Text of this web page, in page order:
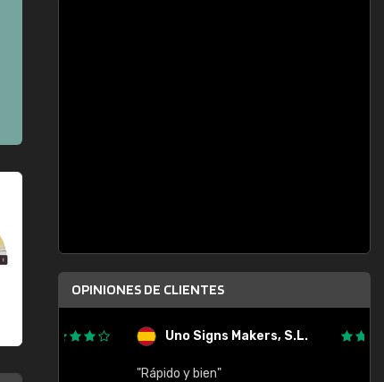
OPINIONES DE CLIENTES
Uno Signs Makers, S.L.
"Rápido y bien"